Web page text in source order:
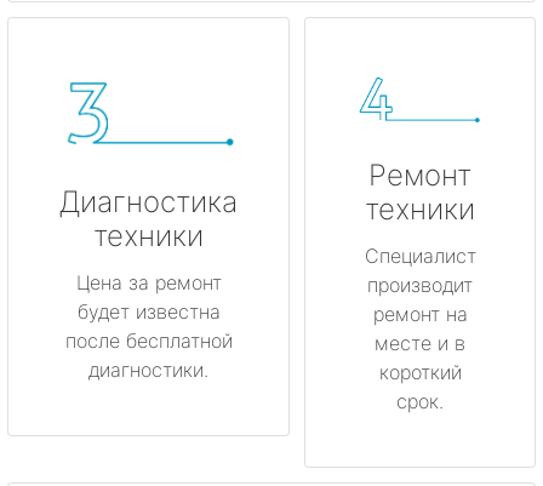
Диагностика
техники
Цена за ремонт
будет известна
после бесплатной
диагностики.
Ремонт
техники
Специалист
производит
ремонт на
месте и в
короткий
срок.